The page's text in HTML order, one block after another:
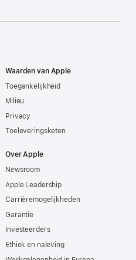
Waarden van Apple
Toegankelijkheid
Milieu
Privacy
Toeleveringsketen
Over Apple
Newsroom
Apple Leadership
Carrièremogelijkheden
Garantie
Investeerders
Ethiek en naleving